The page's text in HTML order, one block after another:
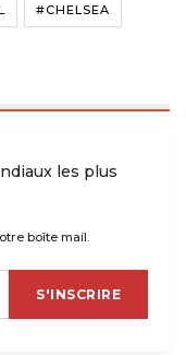
#CHELSEA
les plus
boîte mail.
S'INSCRIRE